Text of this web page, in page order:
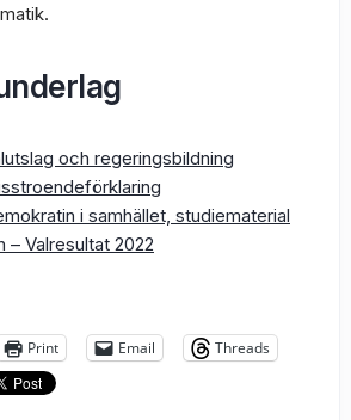
och regeringsbildning
i samhället, studiematerial
– Valresultat 2022
Print Email
Threads